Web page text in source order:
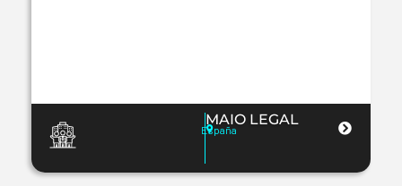
MAIO LEGAL
España